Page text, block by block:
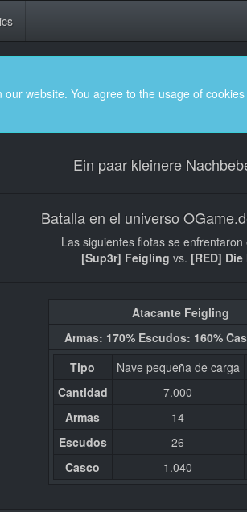
website. You agree to the usage of
Ein paar kleinere
Batalla en el universo
Las siguientes flotas se enfrentaron
[Sup3r] Feigling vs. [RED]
Atacante Feigling
Armas: 170% Escudos: 160%
Tipo
Nave pequeña de carga
Cantidad
7.000
Armas
14
Escudos
26
Casco
1.040